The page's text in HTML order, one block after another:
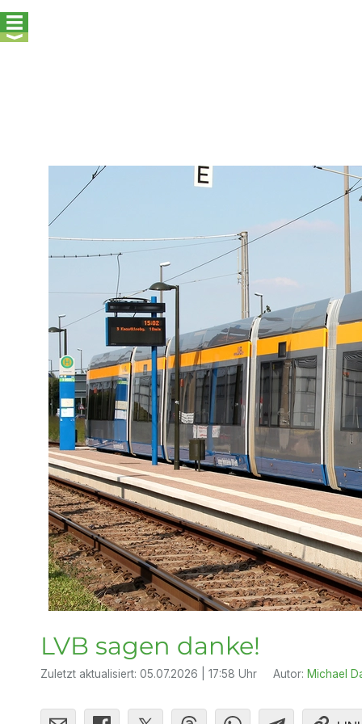
LVB sagen danke!
Zuletzt aktualisiert: 05.07.2026 | 17:58 Uhr Autor: Michael